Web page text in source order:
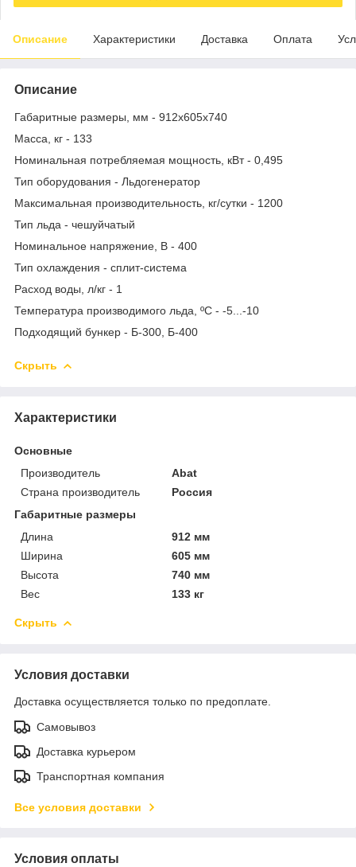
Описание Характеристики Доставка Оплата
Описание
Габаритные размеры, мм - 912х605х740
Масса, кг - 133
Номинальная потребляемая мощность, кВт - 0,495
Тип оборудования - Льдогенератор
Максимальная производительность, кг/сутки - 1200
Тип льда - чешуйчатый
Номинальное напряжение, В - 400
Тип охлаждения - сплит-система
Расход воды, л/кг - 1
Температура производимого льда, ºС - -5...-10
Подходящий бункер - Б-300, Б-400
Скрыть
Характеристики
Основные
Производитель
Abat
Страна производитель
Россия
Габаритные размеры
Длина
912 мм
Ширина
605 мм
Высота
740 мм
Вес
133 кг
Скрыть
Условия доставки
Доставка осуществляется только по предоплате.
Самовывоз
Доставка курьером
Транспортная компания
Все условия доставки
Условия оплаты